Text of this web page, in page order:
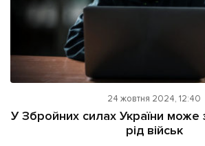
24 жовтня 2024, 12:40
У Збройних силах України може
рід військ